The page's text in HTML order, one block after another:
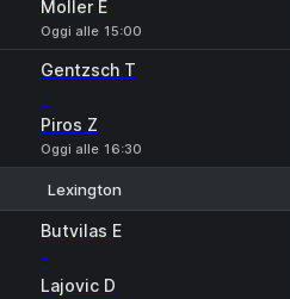
Moller E
Oggi alle 15:00
Gentzsch T
-
Piros Z
Oggi alle 16:30
Lexington
Butvilas E
-
Lajovic D